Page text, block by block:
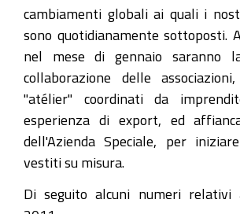
cambiamenti globali ai quali i
sono quotidianamente sottoposti.
nel mese di gennaio saranno
collaborazione delle
"atélier" coordinati da
esperienza di export, ed
dell'Azienda Speciale, per
vestiti su misura.
Di seguito alcuni numeri relativi